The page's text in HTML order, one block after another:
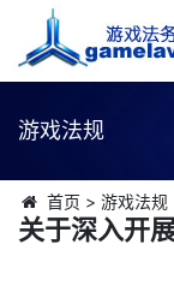
游戏法规
首页 > 游戏法规
关于深入开